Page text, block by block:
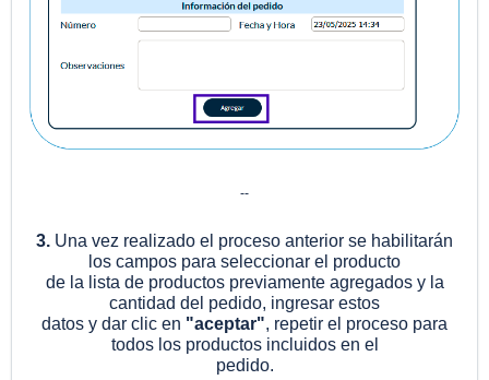
--
3. Una vez realizado el proceso anterior se habilitarán
los campos para seleccionar el producto
de la lista de productos previamente agregados y la
cantidad del pedido, ingresar estos
datos y dar clic en "aceptar", repetir el proceso para
todos los productos incluidos en el
pedido.